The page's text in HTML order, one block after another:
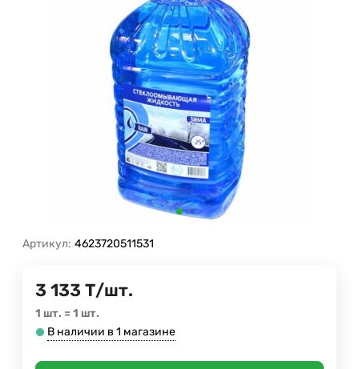
Артикул: 4623720511531
3 133 Т/шт.
1 шт. = 1 шт.
В наличии в 1 магазине